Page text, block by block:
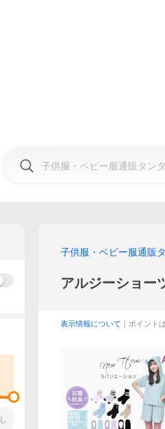
子供服・ベビー服通販
アルジーショー
表示情報について ｜ポイント